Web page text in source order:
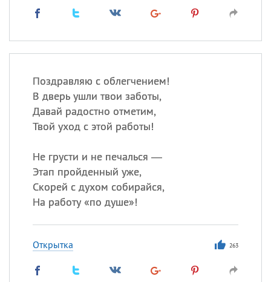
Поздравляю с облегчением!
В дверь ушли твои заботы,
Давай радостно отметим,
Твой уход с этой работы!
Не грусти и не печалься —
Этап пройденный уже,
Скорей с духом собирайся,
На работу «по душе»!
Открытка 263
Посмотреть значениеи
происхождение